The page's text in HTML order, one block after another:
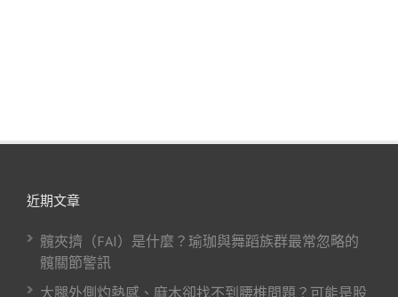
近期文章
髖夾擠（FAI）是什麼？瑜珈與舞蹈族群最常忽略的
髖關節警訊
大腿外側灼熱感、麻木卻找不到腰椎問題？可能是股